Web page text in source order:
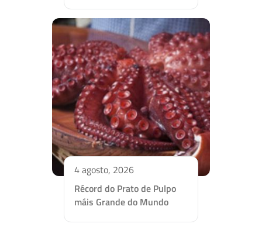
4 agosto, 2026
Récord do Prato de Pulpo
máis Grande do Mundo